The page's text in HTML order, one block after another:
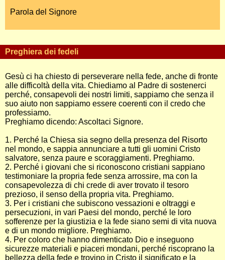
Parola del Signore
Preghiera dei fedeli
Gesù ci ha chiesto di perseverare nella fede, anche di fronte
alle difficoltà della vita. Chiediamo al Padre di sostenerci
perché, consapevoli dei nostri limiti, sappiamo che senza il
suo aiuto non sappiamo essere coerenti con il credo che
professiamo.
Preghiamo dicendo: Ascoltaci Signore.
1. Perché la Chiesa sia segno della presenza del Risorto
nel mondo, e sappia annunciare a tutti gli uomini Cristo
salvatore, senza paure e scoraggiamenti. Preghiamo.
2. Perché i giovani che si riconoscono cristiani sappiano
testimoniare la propria fede senza arrossire, ma con la
consapevolezza di chi crede di aver trovato il tesoro
prezioso, il senso della propria vita. Preghiamo.
3. Per i cristiani che subiscono vessazioni e oltraggi e
persecuzioni, in vari Paesi del mondo, perché le loro
sofferenze per la giustizia e la fede siano semi di vita nuova
e di un mondo migliore. Preghiamo.
4. Per coloro che hanno dimenticato Dio e inseguono
sicurezze materiali e piaceri mondani, perché riscoprano la
bellezza della fede e trovino in Cristo il significato e la